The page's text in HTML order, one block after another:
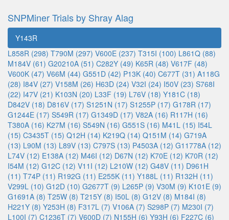
SNPMiner Trials by Shray Alag
Y143R
L858R (298) T790M (297) V600E (237) T315I (100) L861Q (88)
M184V (61) G20210A (51) C282Y (49) K65R (48) V617F (48)
V600K (47) V66M (44) G551D (42) P13K (40) C677T (31) A118G
(28) I84V (27) V158M (26) H63D (24) V32I (24) I50V (23) S768I
(22) I47V (21) K103N (20) L33F (19) L76V (18) Y181C (18)
D842V (18) D816V (17) S1251N (17) S1255P (17) G178R (17)
G1244E (17) S549R (17) G1349D (17) V82A (16) R117H (16)
T380A (16) K27M (16) S549N (16) G551S (16) M41L (15) I54L
(15) C3435T (15) Q12H (14) K219Q (14) Q151M (14) G719A
(13) L90M (13) L89V (13) C797S (13) P4503A (12) G11778A (12)
L74V (12) E138A (12) M46I (12) D67N (12) K70E (12) K70R (12)
I54M (12) G12C (12) V11I (12) L210W (12) G48V (11) D961H
(11) T74P (11) R192G (11) E255K (11) Y188L (11) R132H (11)
V299L (10) G12D (10) G2677T (9) L265P (9) V30M (9) K101E (9)
G1691A (8) T25W (8) T215Y (8) I50L (8) G12V (8) M184I (8)
H221Y (8) Y253H (8) F317L (7) V106A (7) S298P (7) M230I (7)
L100I (7) C1236T (7) V600D (7) N155H (6) Y93H (6) F227C (6)